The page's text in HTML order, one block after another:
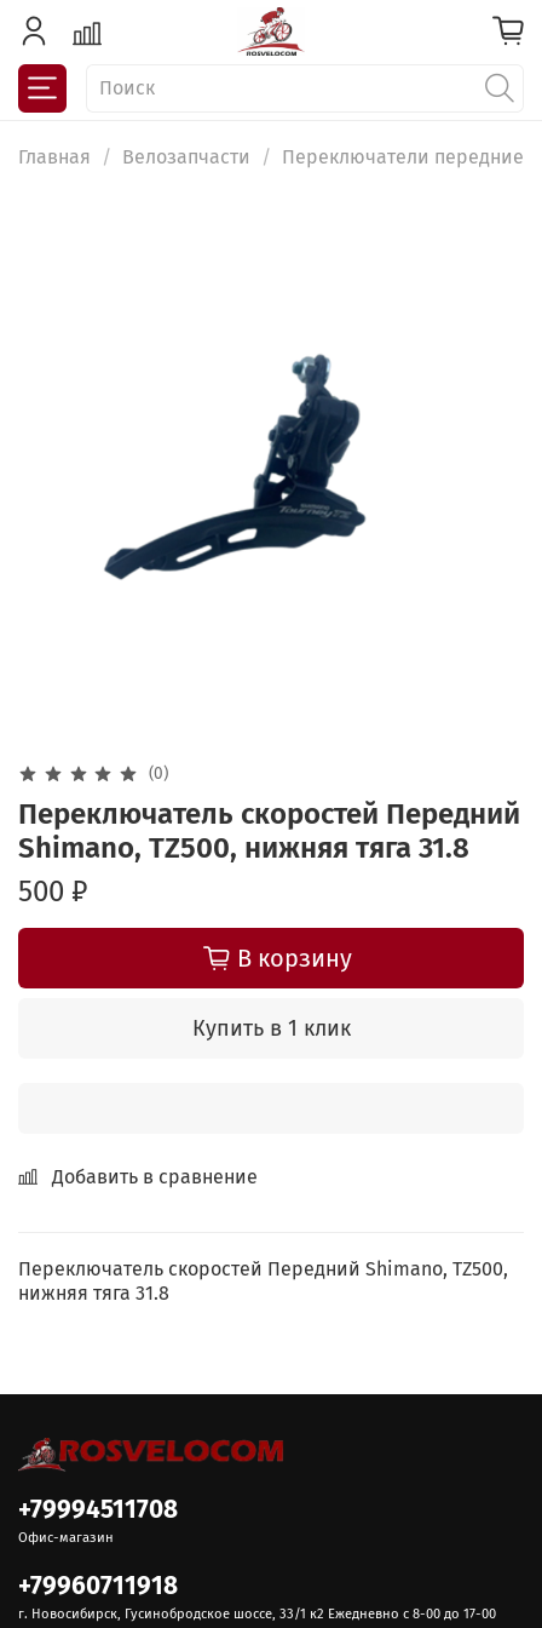
Главная Велозапчасти Переключатели передние
(0)
Переключатель скоростей Передний
Shimano, TZ500, нижняя тяга 31.8
500 ₽
В корзину
Купить в 1 клик
Добавить в сравнение
Переключатель скоростей Передний Shimano, TZ500,
нижняя тяга 31.8
+79994511708
Офис-магазин
+79960711918
г. Новосибирск, Гусинобродское шоссе, 33/1 к2 Ежедневно с 8-00 до 17-00